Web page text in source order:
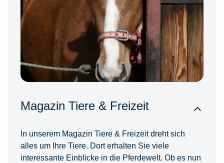
Magazin Tiere & Freizeit
In unserem Magazin Tiere & Freizeit dreht sich
alles um Ihre Tiere. Dort erhalten Sie viele
interessante Einblicke in die Pferdewelt. Ob es nun